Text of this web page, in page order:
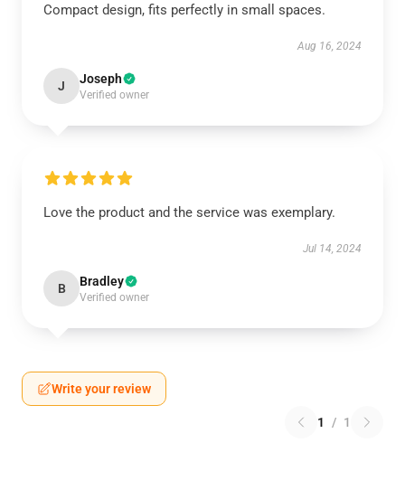
Compact design, fits perfectly in small spaces.
Aug 16, 2024
J Joseph
Verified owner
Love the product and the service was exemplary.
Jul 14, 2024
B Bradley
Verified owner
Write your review
1 / 1